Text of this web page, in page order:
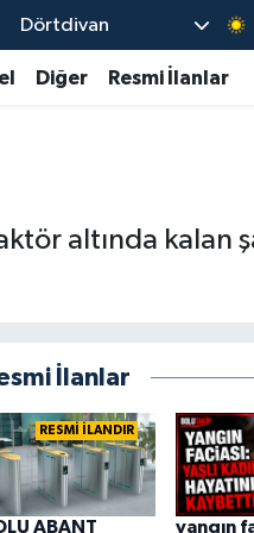
Dörtdivan
Diğer Resmi İlanlar
altında kalan
İlanlar
RESMİ İLANDIR
ABANT
yangın